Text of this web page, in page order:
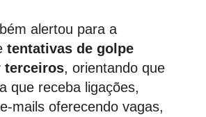
alertou para a
tentativas de golpe
terceiros, orientando que
que receba ligações,
mails oferecendo vagas,